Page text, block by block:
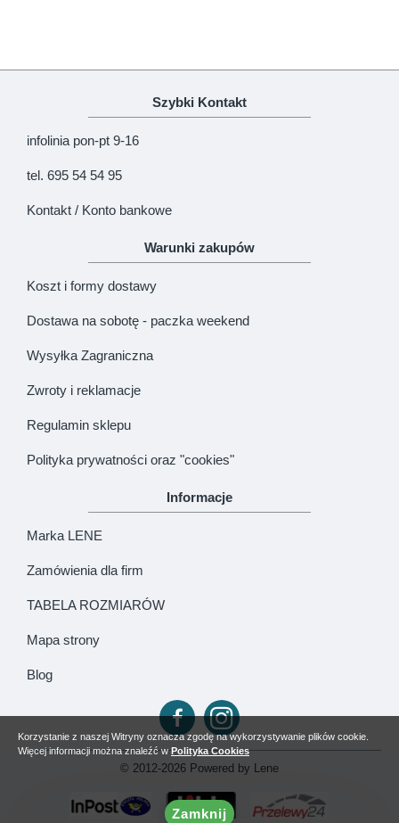
ZłaSzybki Kontakt
infolinia pon-pt 9-16
tel. 695 54 54 95
Kontakt / Konto bankowe
Warunki zakupów
Koszt i formy dostawy
Dostawa na sobotę - paczka weekend
Wysyłka Zagraniczna
Zwroty i reklamacje
Regulamin sklepu
Polityka prywatności oraz "cookies"
Informacje
Marka LENE
Zamówienia dla firm
TABELA ROZMIARÓW
Mapa strony
Blog
© 2012-2026 Powered by Lene
Zamknij
Korzystanie z naszej Witryny oznacza zgodę na wykorzystywanie plików cookie.
Więcej informacji można znaleźć wPolityka Cookies